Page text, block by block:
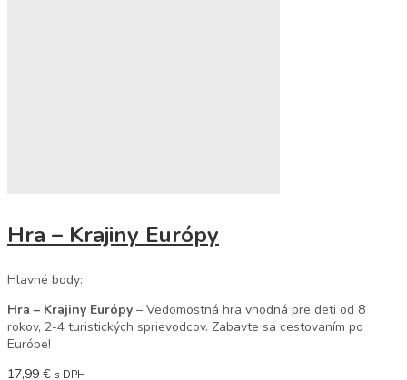
Hra – Krajiny Európy
Hlavné body:
Hra – Krajiny Európy – Vedomostná hra vhodná pre deti od 8
rokov, 2-4 turistických sprievodcov. Zabavte sa cestovaním po
Európe!
17,99 € s DPH